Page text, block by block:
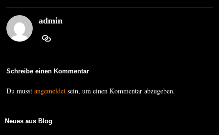
admin
Schreibe einen Kommentar
Du musstangemeldet sein, um einen Kommentar abzugeben.
Neues aus Blog